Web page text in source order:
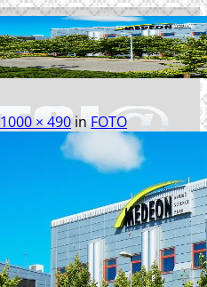
1000 × 490inFOTO